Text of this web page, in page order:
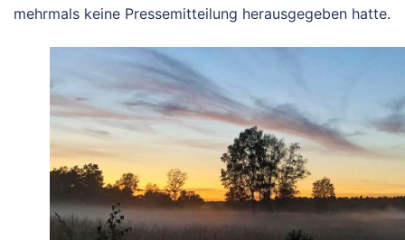
mehrmals keine Pressemitteilung herausgegeben hatte.